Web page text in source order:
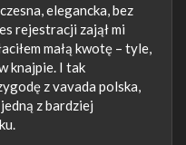
elegancka, bez
rejestracji zajął mi
małą kwotę – tyle,
knajpie. I tak
z vavada polska,
z bardziej